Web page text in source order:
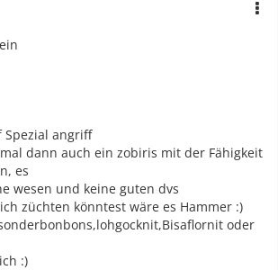
Spezial angriff
dann auch ein zobiris mit der Fähigkeit
es
wesen und keine guten dvs
züchten könntest wäre es Hammer :)
oder
:)